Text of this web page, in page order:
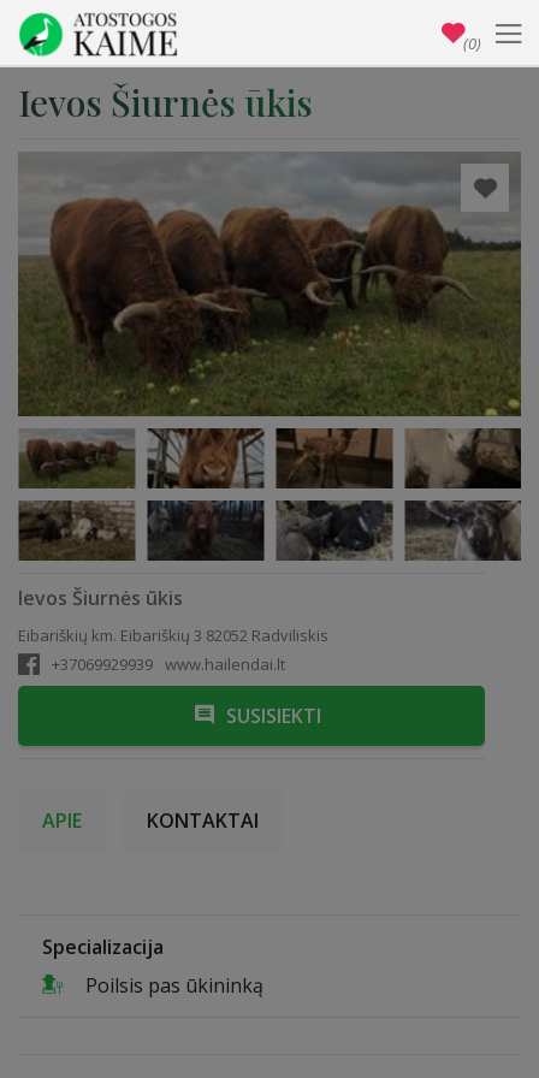
Ievos Šiurnės ūkis
Ievos Šiurnės ūkis
Eibariškių km. Eibariškių 3 82052 Radviliskis
+37069929939 www.hailendai.lt
SUSISIEKTI
APIE KONTAKTAI
Specializacija
Poilsis pas ūkininką
(0)